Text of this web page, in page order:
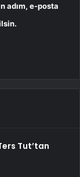
adım, e-posta
Tut’tan